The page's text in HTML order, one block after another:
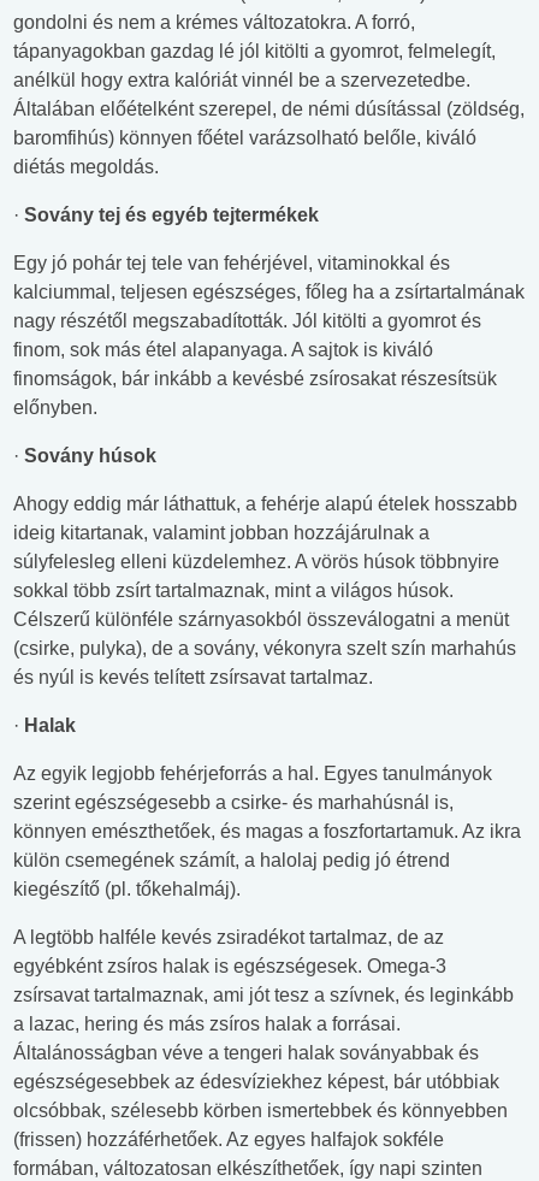
gondolni és nem a krémes változatokra. A forró,
tápanyagokban gazdag lé jól kitölti a gyomrot, felmelegít,
anélkül hogy extra kalóriát vinnél be a szervezetedbe.
Általában előételként szerepel, de némi dúsítással (zöldség,
baromfihús) könnyen főétel varázsolható belőle, kiváló
diétás megoldás.
· Sovány tej és egyéb tejtermékek
Egy jó pohár tej tele van fehérjével, vitaminokkal és
kalciummal, teljesen egészséges, főleg ha a zsírtartalmának
nagy részétől megszabadították. Jól kitölti a gyomrot és
finom, sok más étel alapanyaga. A sajtok is kiváló
finomságok, bár inkább a kevésbé zsírosakat részesítsük
előnyben.
· Sovány húsok
Ahogy eddig már láthattuk, a fehérje alapú ételek hosszabb
ideig kitartanak, valamint jobban hozzájárulnak a
súlyfelesleg elleni küzdelemhez. A vörös húsok többnyire
sokkal több zsírt tartalmaznak, mint a világos húsok.
Célszerű különféle szárnyasokból összeválogatni a menüt
(csirke, pulyka), de a sovány, vékonyra szelt szín marhahús
és nyúl is kevés telített zsírsavat tartalmaz.
· Halak
Az egyik legjobb fehérjeforrás a hal. Egyes tanulmányok
szerint egészségesebb a csirke- és marhahúsnál is,
könnyen emészthetőek, és magas a foszfortartamuk. Az ikra
külön csemegének számít, a halolaj pedig jó étrend
kiegészítő (pl. tőkehalmáj).
A legtöbb halféle kevés zsiradékot tartalmaz, de az
egyébként zsíros halak is egészségesek. Omega-3
zsírsavat tartalmaznak, ami jót tesz a szívnek, és leginkább
a lazac, hering és más zsíros halak a forrásai.
Általánosságban véve a tengeri halak soványabbak és
egészségesebbek az édesvíziekhez képest, bár utóbbiak
olcsóbbak, szélesebb körben ismertebbek és könnyebben
(frissen) hozzáférhetőek. Az egyes halfajok sokféle
formában, változatosan elkészíthetőek, így napi szinten